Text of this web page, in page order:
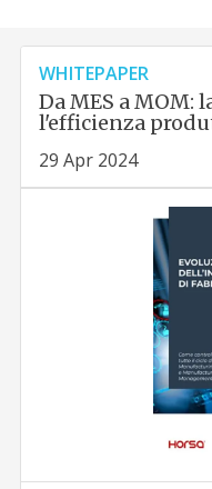
WHITEPAPER
Da MES a MOM:
l'efficienza
29 Apr 2024